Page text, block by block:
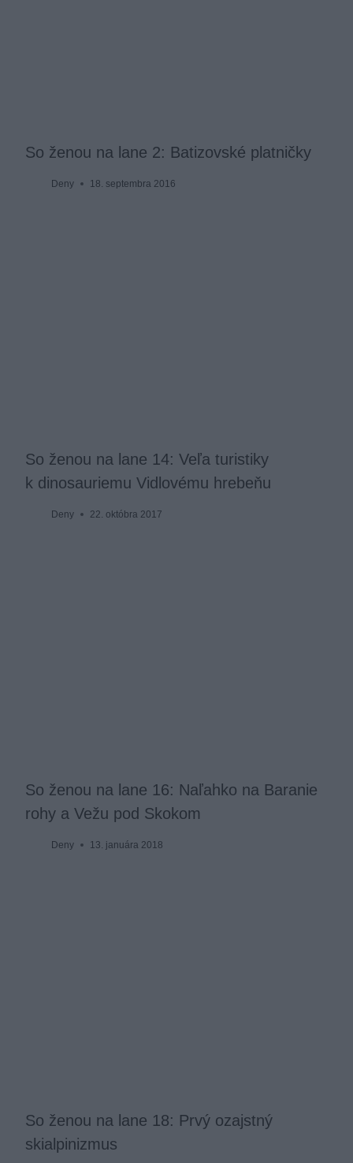
So ženou na lane 2: Batizovské platničky
Deny 18. septembra 2016
So ženou na lane 14: Veľa turistiky
k dinosauriemu Vidlovému hrebeňu
Deny 22. októbra 2017
So ženou na lane 16: Naľahko na Baranie
rohy a Vežu pod Skokom
Deny 13. januára 2018
So ženou na lane 18: Prvý ozajstný
skialpinizmus